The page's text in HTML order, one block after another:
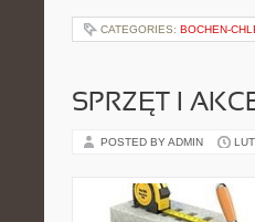
CATEGORIES: BOCHEN-
SPRZĘT I
POSTED BY ADMIN